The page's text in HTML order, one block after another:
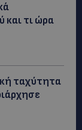
τι ώρα
ταχύτητα